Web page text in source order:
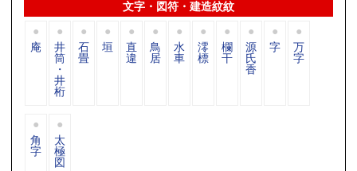
文字・図符・建造紋紋
庵 井
筒
・
井
桁
石
畳
垣 直
違
鳥
居
水
車
澪
標
欄
干
源
氏
香
字 万
字
角
字
太
極
図